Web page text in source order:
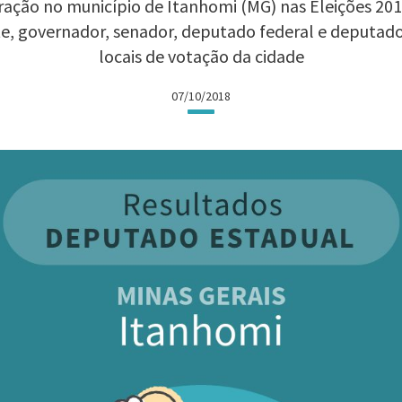
no município de Itanhomi (MG) nas Eleições
governador, senador, deputado federal e
locais de votação da cidade
07/10/2018